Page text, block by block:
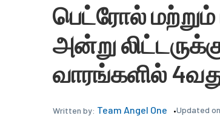
பெட்ரோல் மற்றும்
அன்று
வாரங்களில்
Written by: Team Angel One Updated